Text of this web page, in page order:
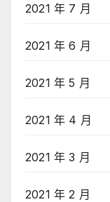
2021 年 7 月
2021 年 6 月
2021 年 5 月
2021 年 4 月
2021 年 3 月
2021 年 2 月